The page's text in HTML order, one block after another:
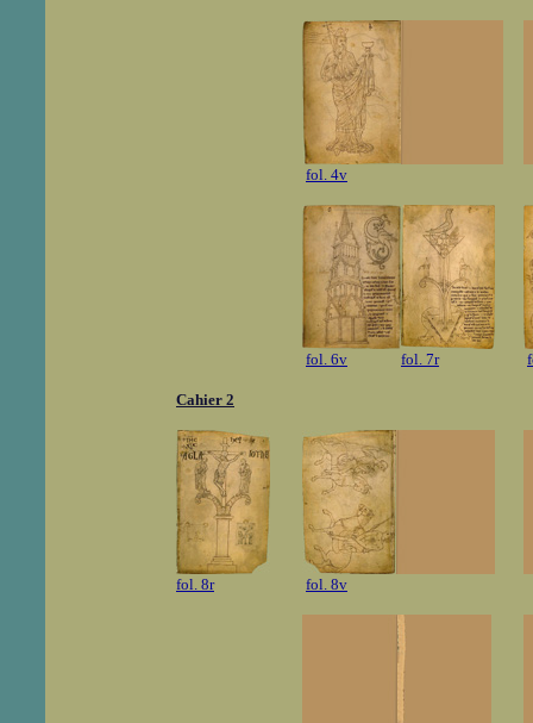
fol. 4v
fol. 6v fol. 7r
Cahier 2
fol. 8r fol. 8v